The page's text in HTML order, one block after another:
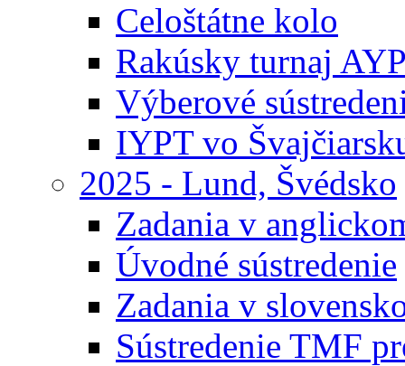
Celoštátne kolo
Rakúsky turnaj
Výberové
IYPT vo
2025 - Lund, Švédsko
Zadania v
Úvodné sústredenie
Zadania v
Sústredenie TMF